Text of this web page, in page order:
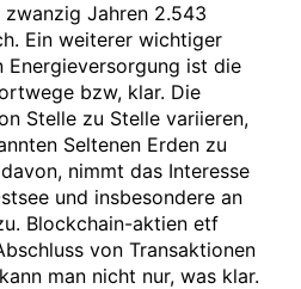
Jahren 2.543
Ein weiterer wichtiger
Energieversorgung ist die
bzw, klar. Die
Stelle zu Stelle variieren,
Seltenen Erden zu
nimmt das Interesse
und insbesondere an
Blockchain-aktien etf
von Transaktionen
man nicht nur, was klar.